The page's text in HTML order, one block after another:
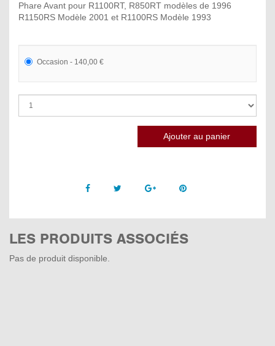
Phare Avant pour R1100RT, R850RT modèles de 1996
R1150RS Modèle 2001 et R1100RS Modèle 1993
Occasion - 140,00 €
Facebook Twitter Google +Pinterest
LES PRODUITS ASSOCIÉS
Pas de produit disponible.